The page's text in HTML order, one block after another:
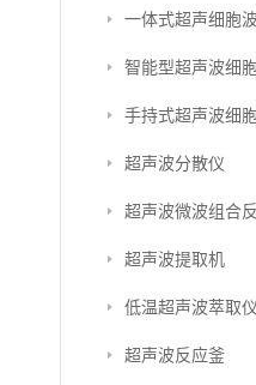
一体式超声细胞
智能型超声波细
手持式超声波细
超声波分散仪
超声波微波组合
超声波提取机
低温超声波萃取仪
超声波反应釜